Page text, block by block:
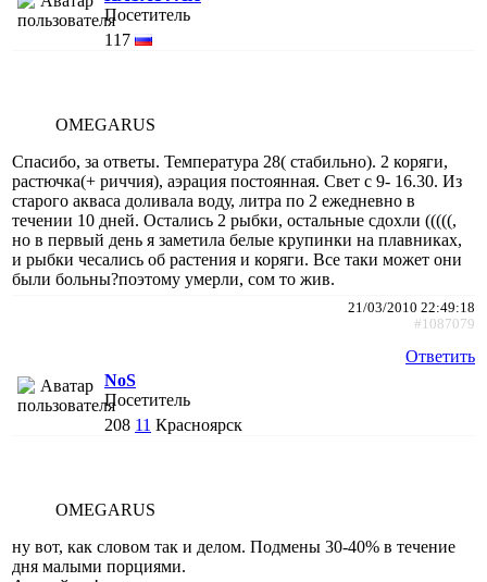
Посетитель
117
OMEGARUS
Спасибо, за ответы. Температура 28( стабильно). 2 коряги,
растючка(+ риччия), аэрация постоянная. Свет с 9- 16.30. Из
старого акваса доливала воду, литра по 2 ежедневно в
течении 10 дней. Остались 2 рыбки, остальные сдохли (((((,
но в первый день я заметила белые крупинки на плавниках,
и рыбки чесались об растения и коряги. Все таки может они
были больны?поэтому умерли, сом то жив.
21/03/2010 22:49:18
#1087079
Ответить
NoS
Посетитель
208 11 Красноярск
OMEGARUS
ну вот, как словом так и делом. Подмены 30-40% в течение
дня малыми порциями.